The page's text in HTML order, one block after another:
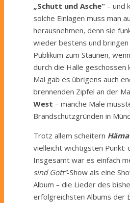
„Schutt und Asche“ – und
solche Einlagen muss man
herausnehmen, denn sie
wieder bestens und
Publikum zum Staunen,
durch die Halle geschossen
Mal gab es übrigens auch
brennenden Zipfel an der
West – manche Male
Brandschutzgründen in
Trotz allem scheitern
vielleicht wichtigsten Punkt:
Insgesamt war es einfach
sind Gott“-Show als eine
Album – die Lieder des
erfolgreichsten Albums der